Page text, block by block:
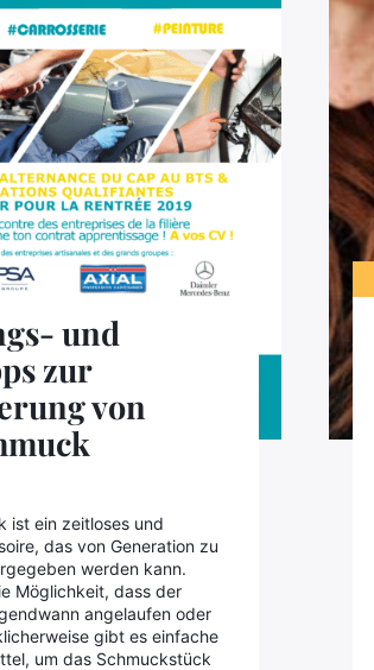
und
zur
von
ist ein zeitloses und
das von Generation zu
werden kann.
Möglichkeit, dass der
angelaufen oder
gibt es einfache
um das Schmuckstück